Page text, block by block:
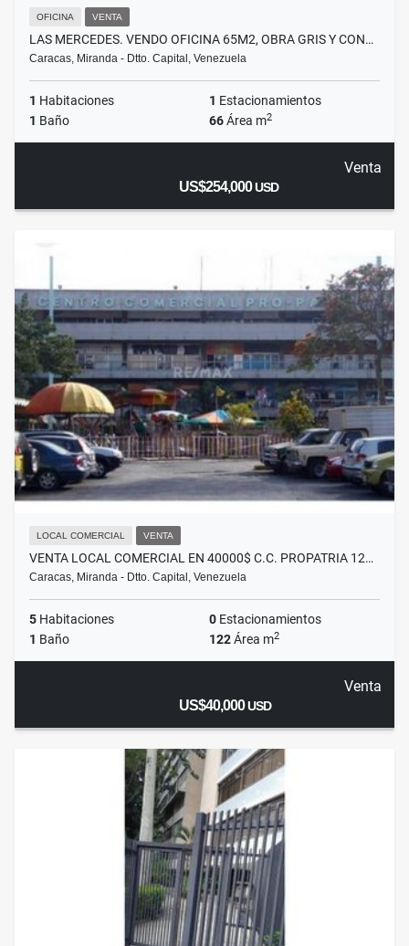
OFICINA VENTA
LAS MERCEDES. VENDO OFICINA 65M2, OBRA GRIS Y CON…
Caracas, Miranda - Dtto. Capital, Venezuela
1 Habitaciones 1 Estacionamientos
1 Baño 66Área m2
Venta
US$254,000USD
LOCAL COMERCIAL VENTA
VENTA LOCAL COMERCIAL EN 40000$ C.C. PROPATRIA 12…
Caracas, Miranda - Dtto. Capital, Venezuela
5 Habitaciones 0 Estacionamientos
1 Baño 122Área m2
Venta
US$40,000USD